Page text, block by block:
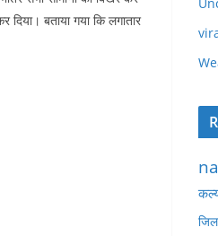
बताया गया कि लगातार